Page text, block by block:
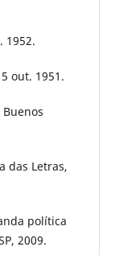
1952.
out. 1951.
das Letras,
política
2009.